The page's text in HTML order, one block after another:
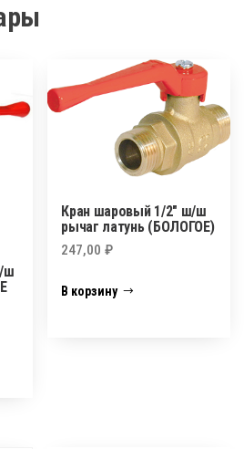
ш
Кран шаровый 1/2″ ш/ш
рычаг латунь (БОЛОГОЕ)
247,00₽
В корзину